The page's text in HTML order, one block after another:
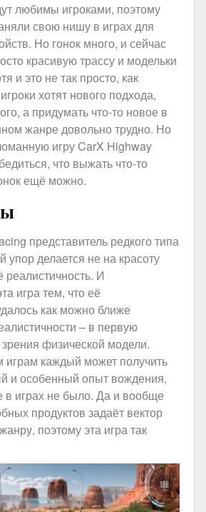
любимы игроками, поэтому
свою нишу в играх для
Но гонок много, и сейчас
красивую трассу и модельки
и это не так просто, как
хотят нового подхода,
а придумать что-то новое в
жанре довольно трудно. Но
игру CarX Highway
что выжать что-то
ещё можно.
представитель редкого типа
упор делается не на красоту
реалистичность. И
игра тем, что её
как можно ближе
– в первую
зрения физической модели.
играм каждый может получить
и особенный опыт вождения,
в играх не было. Да и вообще
продуктов задаёт вектор
поэтому эта игра так